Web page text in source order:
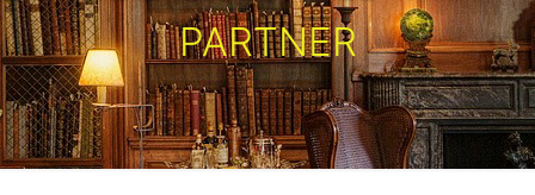
PARTNER